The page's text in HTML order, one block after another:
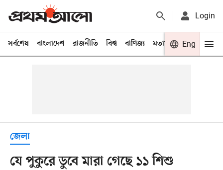
Login
সর্বশেষ বাংলাদেশ রাজনীতি বিশ্ব বাণিজ্য মতামত খেলা
Eng
জেলা
যে পুকুরে ডুবে মারা গেছে ১১ শিশু